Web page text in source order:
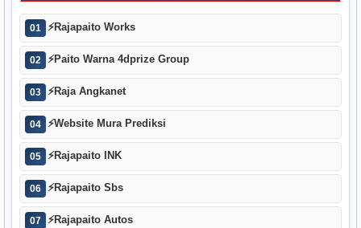
01 ⚡Rajapaito Works
02 ⚡Paito Warna 4dprize Group
03 ⚡Raja Angkanet
04 ⚡Website Mura Prediksi
05 ⚡Rajapaito INK
06 ⚡Rajapaito Sbs
07 ⚡Rajapaito Autos